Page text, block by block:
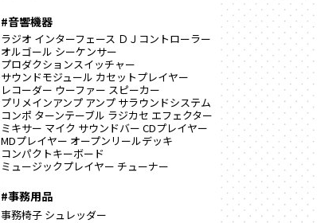
#音響機器
ラジオ インターフェース ＤＪコントローラー
オルゴール シーケンサー
プロダクションスイッチャー
サウンドモジュール カセットプレイヤー
レコーダー ウーファー スピーカー
プリメインアンプ アンプ サラウンドシステム
コンポ ターンテーブル ラジカセ エフェクター
ミキサー マイク サウンドバー CDプレイヤー
MDプレイヤー オープンリールデッキ
コンパクトキーボード
ミュージックプレイヤー チューナー
#事務用品
事務椅子 シュレッダー